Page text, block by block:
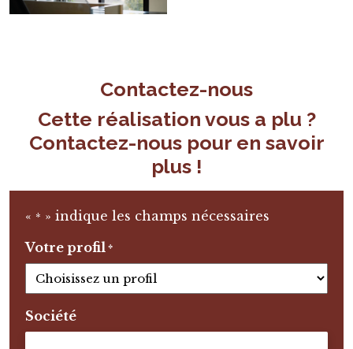
Contactez-nous
Cette réalisation vous a plu ?
Contactez-nous pour en savoir
plus !
« * » indique les champs nécessaires
Votre profil*
Société